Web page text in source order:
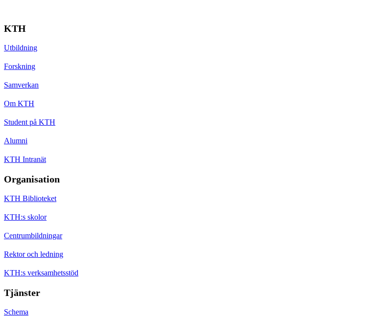
KTH
Utbildning
Forskning
Samverkan
Om KTH
Student på KTH
Alumni
KTH Intranät
Organisation
KTH Biblioteket
KTH:s skolor
Centrumbildningar
Rektor och ledning
KTH:s verksamhetsstöd
Tjänster
Schema